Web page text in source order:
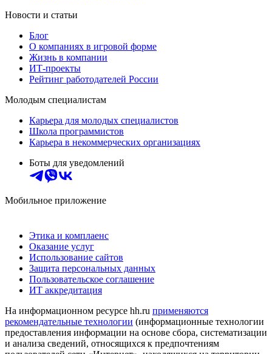
Новости и статьи
Блог
О компаниях в игровой форме
Жизнь в компании
ИТ-проекты
Рейтинг работодателей России
Молодым специалистам
Карьера для молодых специалистов
Школа программистов
Карьера в некоммерческих организациях
Боты для уведомлений
Мобильное приложение
Этика и комплаенс
Оказание услуг
Использование сайтов
Защита персональных данных
Пользовательское соглашение
ИТ аккредитация
На информационном ресурсе hh.ru применяются
рекомендательные технологии (информационные технологии
предоставления информации на основе сбора, систематизации
и анализа сведений, относящихся к предпочтениям